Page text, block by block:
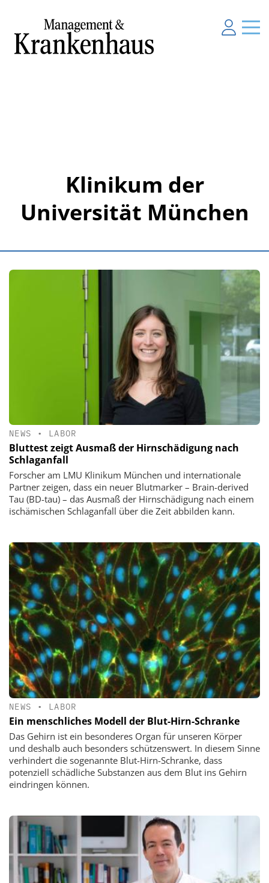
Klinikum der
Universität München
NEWS • LABOR
Bluttest zeigt Ausmaß der Hirnschädigung nach
Schlaganfall
Forscher am LMU Klinikum München und internationale
Partner zeigen, dass ein neuer Blutmarker – Brain-derived
Tau (BD-tau) – das Ausmaß der Hirnschädigung nach einem
ischämischen Schlaganfall über die Zeit abbilden kann.
NEWS • LABOR
Ein menschliches Modell der Blut-Hirn-Schranke
Das Gehirn ist ein besonderes Organ für unseren Körper
und deshalb auch besonders schützenswert. In diesem Sinne
verhindert die sogenannte Blut-Hirn-Schranke, dass
potenziell schädliche Substanzen aus dem Blut ins Gehirn
eindringen können.